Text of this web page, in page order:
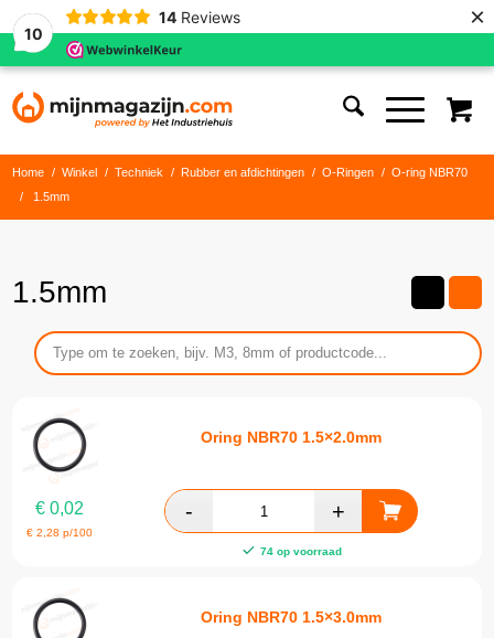
10
14 Reviews ×
Home / Winkel / Techniek / Rubber en afdichtingen / O-Ringen / O-ring NBR70
/
1.5mm
1.5mm
Oring NBR70 1.5×2.0mm
€ 0,02
€2,28 p/100
74 op voorraad
Oring NBR70 1.5×3.0mm